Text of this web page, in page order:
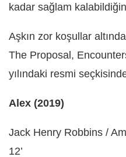
kadar sağlam
Aşkın zor koşullar
The Proposal,
yılındaki resmi
Alex (2019)
Jack Henry Robbins /
12’